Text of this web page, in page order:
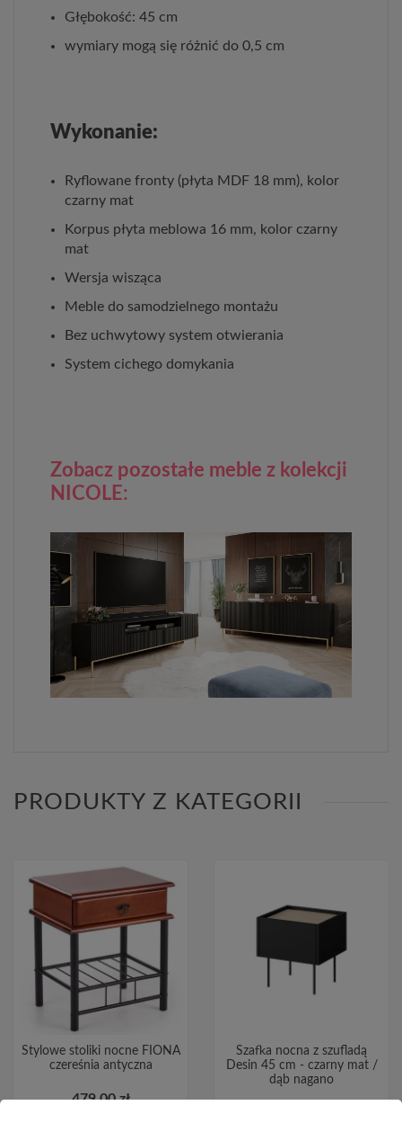
Głębokość: 45 cm
wymiary mogą się różnić do 0,5 cm
Wykonanie:
Ryflowane fronty (płyta MDF 18 mm), kolor
czarny mat
Korpus płyta meblowa 16 mm, kolor czarny
mat
Wersja wisząca
Meble do samodzielnego montażu
Bez uchwytowy system otwierania
System cichego domykania
Zobacz pozostałe meble z kolekcji
NICOLE:
PRODUKTY Z KATEGORII
Stylowe stoliki nocne FIONA
czereśnia antyczna
479,00 zł
Szafka nocna z szufladą
Desin 45 cm - czarny mat /
dąb nagano